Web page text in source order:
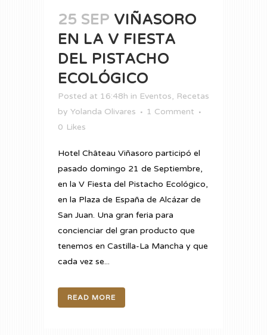
25 SEP VIÑASORO
EN LA V FIESTA
DEL PISTACHO
ECOLÓGICO
Posted at 16:48h in Eventos, Recetas
by Yolanda Olivares
1 Comment
0 Likes
Hotel Château Viñasoro participó el
pasado domingo 21 de Septiembre,
en la V Fiesta del Pistacho Ecológico,
en la Plaza de España de Alcázar de
San Juan. Una gran feria para
concienciar del gran producto que
tenemos en Castilla-La Mancha y que
cada vez se...
READ MORE